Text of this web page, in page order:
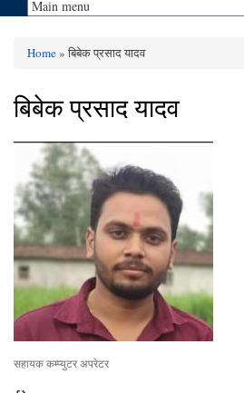
You are here
Home» बिबेक प्रसाद यादव
बिबेक प्रसाद यादव
सहायक कम्प्युटर अपरेटर